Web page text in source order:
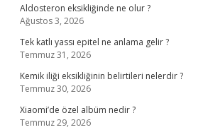
Aldosteron eksikliğinde ne olur ?
Ağustos 3, 2026
Tek katlı yassı epitel ne anlama gelir ?
Temmuz 31, 2026
Kemik iliği eksikliğinin belirtileri nelerdir ?
Temmuz 30, 2026
Xiaomi’de özel albüm nedir ?
Temmuz 29, 2026